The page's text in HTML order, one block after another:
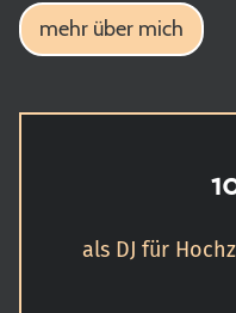
mehr über mich
als DJ für